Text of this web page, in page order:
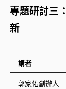
專題研討三
新
講者
郭家佑創辦人